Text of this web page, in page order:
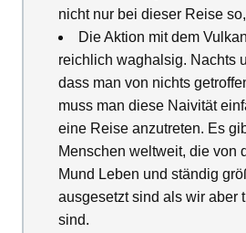
nicht nur bei dieser Reise
Die Aktion mit dem
reichlich waghalsig. Nachts
dass man von nichts
muss man diese Naivität
eine Reise anzutreten. Es
Menschen weltweit, die von
Mund Leben und ständig
ausgesetzt sind als wir aber
sind.